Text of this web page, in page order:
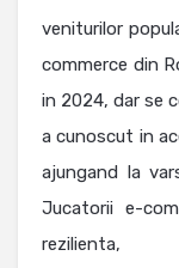
veniturilor
commerce din
in 2024, dar se
a cunoscut in
ajungand la
Jucatorii e-
rezilienta,